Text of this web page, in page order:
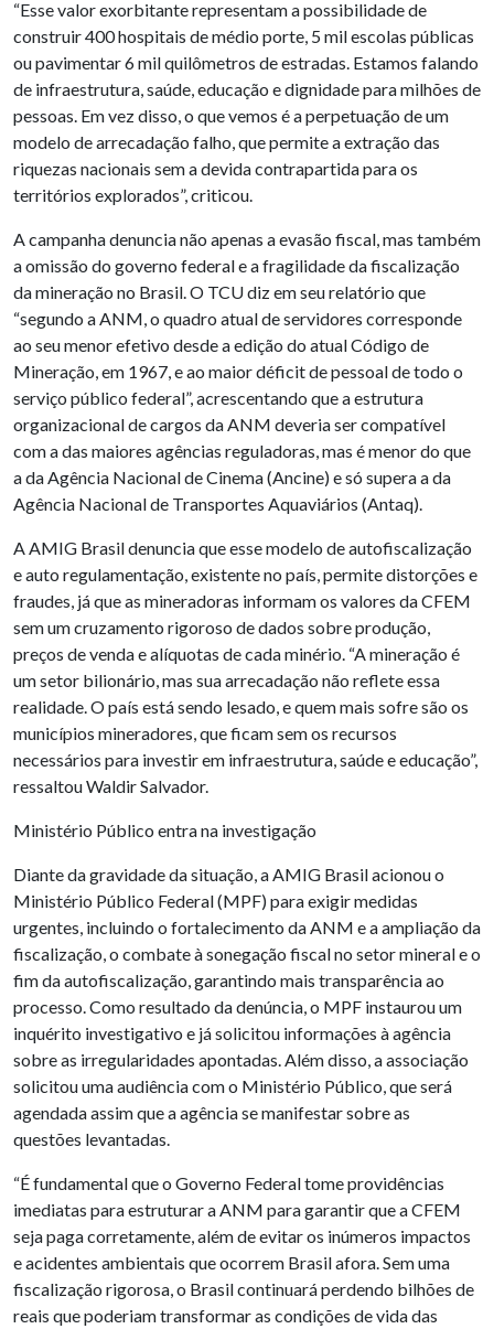
“Esse valor exorbitante representam a possibilidade de
construir 400 hospitais de médio porte, 5 mil escolas públicas
ou pavimentar 6 mil quilômetros de estradas. Estamos falando
de infraestrutura, saúde, educação e dignidade para milhões de
pessoas. Em vez disso, o que vemos é a perpetuação de um
modelo de arrecadação falho, que permite a extração das
riquezas nacionais sem a devida contrapartida para os
territórios explorados”, criticou.
A campanha denuncia não apenas a evasão fiscal, mas também
a omissão do governo federal e a fragilidade da fiscalização
da mineração no Brasil. O TCU diz em seu relatório que
“segundo a ANM, o quadro atual de servidores corresponde
ao seu menor efetivo desde a edição do atual Código de
Mineração, em 1967, e ao maior déficit de pessoal de todo o
serviço público federal”, acrescentando que a estrutura
organizacional de cargos da ANM deveria ser compatível
com a das maiores agências reguladoras, mas é menor do que
a da Agência Nacional de Cinema (Ancine) e só supera a da
Agência Nacional de Transportes Aquaviários (Antaq).
A AMIG Brasil denuncia que esse modelo de autofiscalização
e auto regulamentação, existente no país, permite distorções e
fraudes, já que as mineradoras informam os valores da CFEM
sem um cruzamento rigoroso de dados sobre produção,
preços de venda e alíquotas de cada minério. “A mineração é
um setor bilionário, mas sua arrecadação não reflete essa
realidade. O país está sendo lesado, e quem mais sofre são os
municípios mineradores, que ficam sem os recursos
necessários para investir em infraestrutura, saúde e educação”,
ressaltou Waldir Salvador.
Ministério Público entra na investigação
Diante da gravidade da situação, a AMIG Brasil acionou o
Ministério Público Federal (MPF) para exigir medidas
urgentes, incluindo o fortalecimento da ANM e a ampliação da
fiscalização, o combate à sonegação fiscal no setor mineral e o
fim da autofiscalização, garantindo mais transparência ao
processo. Como resultado da denúncia, o MPF instaurou um
inquérito investigativo e já solicitou informações à agência
sobre as irregularidades apontadas. Além disso, a associação
solicitou uma audiência com o Ministério Público, que será
agendada assim que a agência se manifestar sobre as
questões levantadas.
“É fundamental que o Governo Federal tome providências
imediatas para estruturar a ANM para garantir que a CFEM
seja paga corretamente, além de evitar os inúmeros impactos
e acidentes ambientais que ocorrem Brasil afora. Sem uma
fiscalização rigorosa, o Brasil continuará perdendo bilhões de
reais que poderiam transformar as condições de vida das